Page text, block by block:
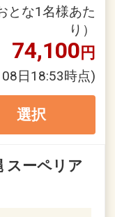
の変更（人
条件・プラ
等の変更）
は適用され
せん。
示される
確認くだ
とな1名様あた
り）
74,100円
日18:53時点)
選択
スーペリア